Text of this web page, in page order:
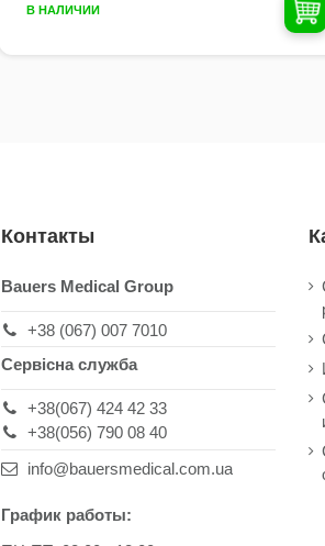
В НАЛИЧИИ
Контакты
Bauers Medical Group
+38 (067) 007 7010
Сервісна служба
+38(067) 424 42 33
+38(056) 790 08 40
info@bauersmedical.com.ua
График работы: